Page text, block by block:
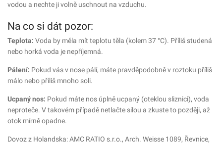
vodou a nechte ji volně uschnout na vzduchu.
Na co si dát pozor:
Teplota: Voda by měla mít teplotu těla (kolem 37 °C). Příliš studená
nebo horká voda je nepříjemná.
Pálení: Pokud vás v nose pálí, máte pravděpodobně v roztoku příliš
málo nebo příliš mnoho soli.
Ucpaný nos: Pokud máte nos úplně ucpaný (oteklou sliznici), voda
neproteče. V takovém případě netlačte silou a zkuste to později, až
otok mírně opadne.
Dovoz z Holandska: AMC RATIO s.r.o., Arch. Weisse 1089, Řevnice,